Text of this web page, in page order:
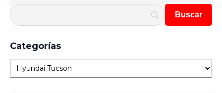
Categorías
Categorías